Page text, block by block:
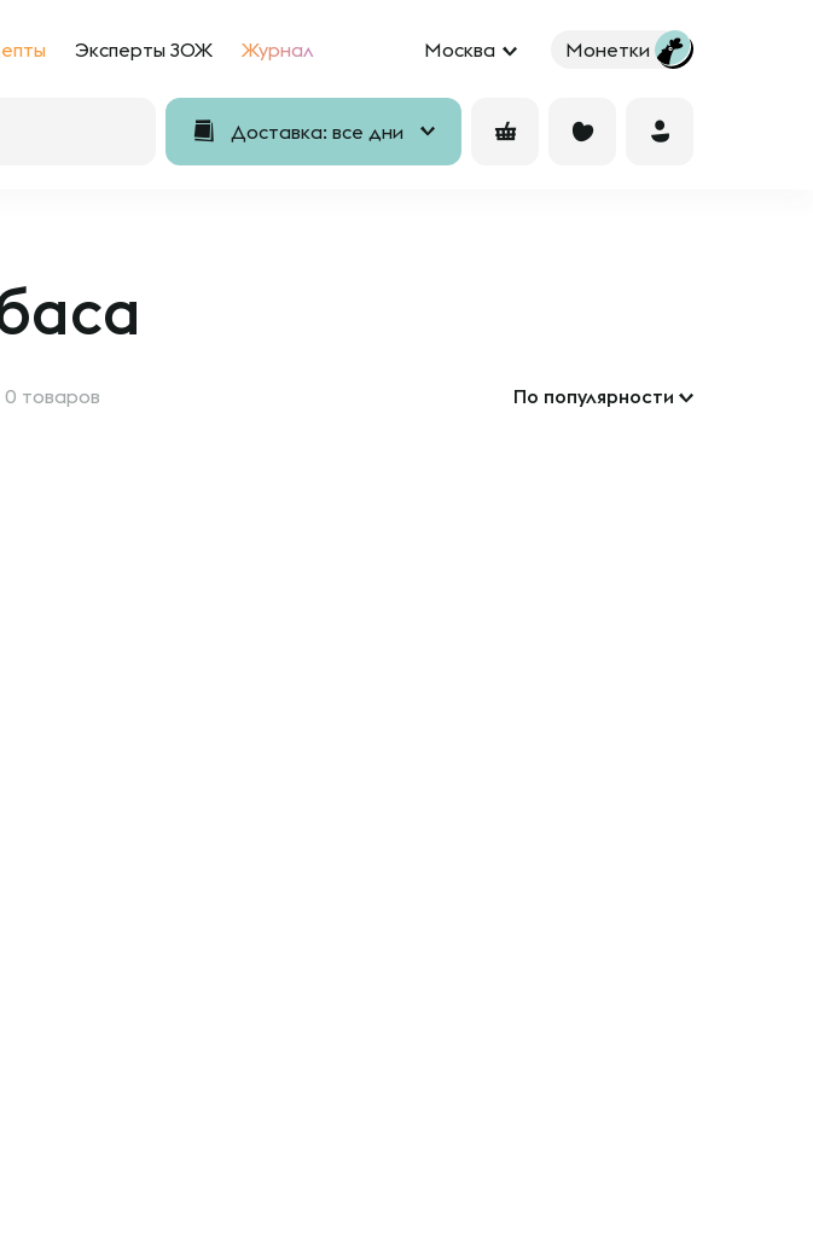
Эксперты ЗОЖ Журнал Москва Монетки
Доставка: все дни
0 товаров По популярности